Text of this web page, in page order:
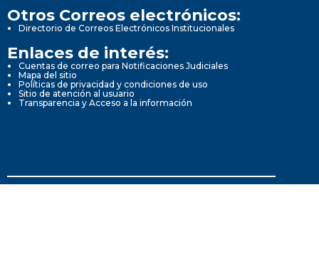
Otros Correos electrónicos:
Directorio de Correos Electrónicos Institucionales
Enlaces de interés:
Cuentas de correo para Notificaciones Judiciales
Mapa del sitio
Políticas de privacidad y condiciones de uso
Sitio de atención al usuario
Transparencia y Acceso a la información